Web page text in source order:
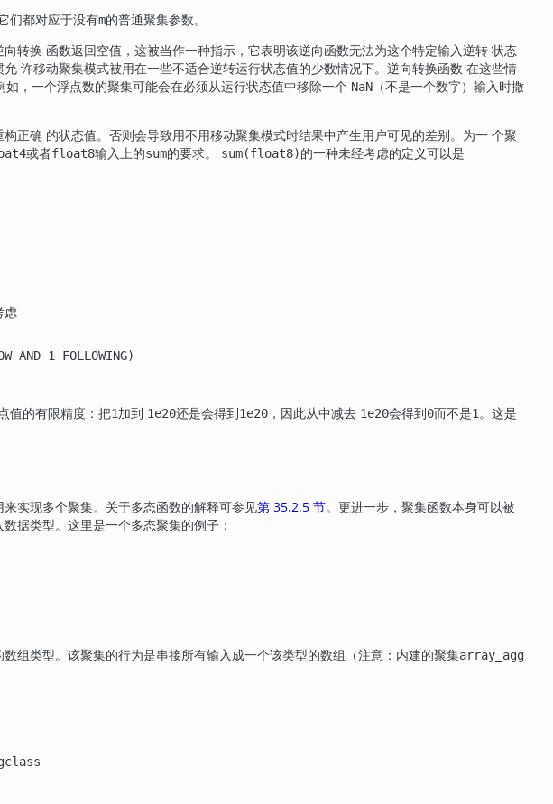
们都对应于没有m的普通聚集参数。
转换 函数返回空值，这被当作一种指示，它表明该逆向函数无法为这个特定输入逆转 状态
许移动聚集模式被用在一些不适合逆转运行状态值的少数情况下。逆向转换函数 在这些情
，一个浮点数的聚集可能会在必须从运行状态值中移除一个 NaN （不是一个数字）输入时撒
正确 的状态值。否则会导致用不用移动聚集模式时结果中产生用户可见的差别。为一 个聚
或者float8输入上的sum的要求。 sum(float8)的一种未经考虑的定义可以是
虑
AND 1 FOLLOWING)
值的有限精度：把1加到 1e20还是会得到1e20 ，因此从中减去 1e20会得到0而不是1。这是
实现多个聚集。关于多态函数的解释可参见第 35.2.5 节。更进一步，聚集函数本身可以被
据类型。这里是一个多态聚集的例子：
组类型。该聚集的行为是串接所有输入成一个该类型的数组（注意：内建的聚集array_agg